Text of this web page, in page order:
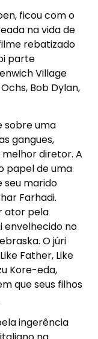
ficou com o
na vida de
rebatizado
parte
Village
Bob Dylan,
sobre uma
gangues,
diretor. A
papel de uma
seu marido
Farhadi.
ator pela
envelhecido no
O júri
Father, Like
Kore-eda,
que seus filhos
ingerência